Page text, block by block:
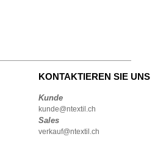
KONTAKTIEREN SIE UNS
Kunde
kunde@ntextil.ch
Sales
verkauf@ntextil.ch